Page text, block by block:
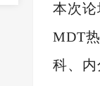
本次
MDT
科、